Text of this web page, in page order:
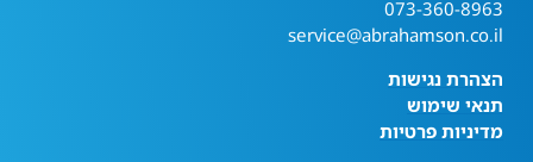
073-360-8963
service@abrahamson.co.il
הצהרת נגישות
תנאי שימוש
מדיניות פרטיות